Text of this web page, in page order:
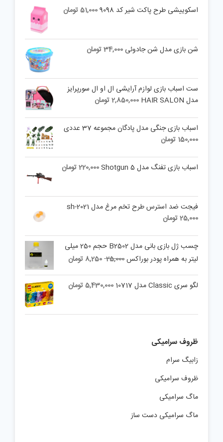
اسکوییشی طرح پاکت شیر کد 9098 51,000تومان
شن بازی مدل شن جادوئی 34,000تومان
ست اسباب بازی لوازم آرایشی ال او ال سورپرایز
مدل HAIR SALON
2,850,000تومان
اسباب بازی جنگی مدل پادگان مجموعه 37 عددی
150,000 تومان
اسباب بازی تفنگ مدل Shotgun 5 220,000تومان
فیجت ضد استرس طرح تخم مرغ مدل sh-2021
25,000تومان
چسب ژل بازی بانی مدل B2502 حجم 250 میلی
لیتر به همراه پودر بوراکس25,000
Original
was:
25,000 تومان.
8,250 تومان Current
price
8,250 تومان.
لگو سری Classic مدل 10717 5,430,000تومان
ظروف سرامیکی
زابیگ سرام
ظروف سرامیکی
ماگ سرامیکی
ماگ سرامیکی دست ساز